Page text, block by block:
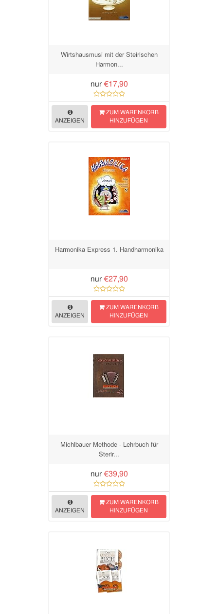
Wirtshausmusi mit der Steirischen
Harmon...
nur €17,90
ANZEIGEN
ZUM WARENKORB
HINZUFÜGEN
Harmonika Express 1. Handharmonika
nur €27,90
ANZEIGEN
ZUM WARENKORB
HINZUFÜGEN
Michlbauer Methode - Lehrbuch für
Sterir...
nur €39,90
ANZEIGEN
ZUM WARENKORB
HINZUFÜGEN